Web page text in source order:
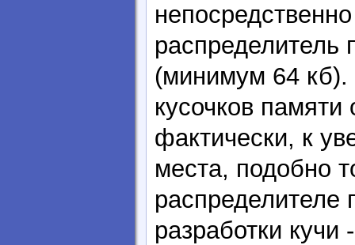
(минимум 64
кусочков
фактически, к
места, подобно
распределителе
разработки